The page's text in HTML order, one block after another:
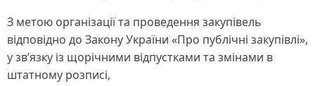
З метою організації та проведення закупівель
відповідно до Закону України «Про публічні закупівлі»,
у зв’язку із щорічними відпустками та змінами в
штатному розписі,